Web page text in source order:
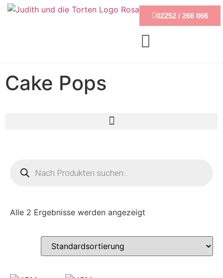
02252 / 266 066
Cake Pops
Alle 2 Ergebnisse werden angezeigt